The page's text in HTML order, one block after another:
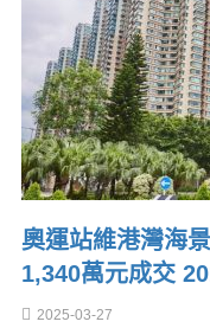
奧運站維港灣海
1,340萬元成交
2025-03-27